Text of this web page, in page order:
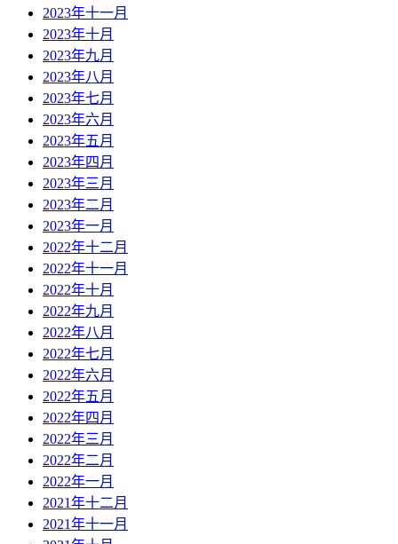
2023年十一月
2023年十月
2023年九月
2023年八月
2023年七月
2023年六月
2023年五月
2023年四月
2023年三月
2023年二月
2023年一月
2022年十二月
2022年十一月
2022年十月
2022年九月
2022年八月
2022年七月
2022年六月
2022年五月
2022年四月
2022年三月
2022年二月
2022年一月
2021年十二月
2021年十一月